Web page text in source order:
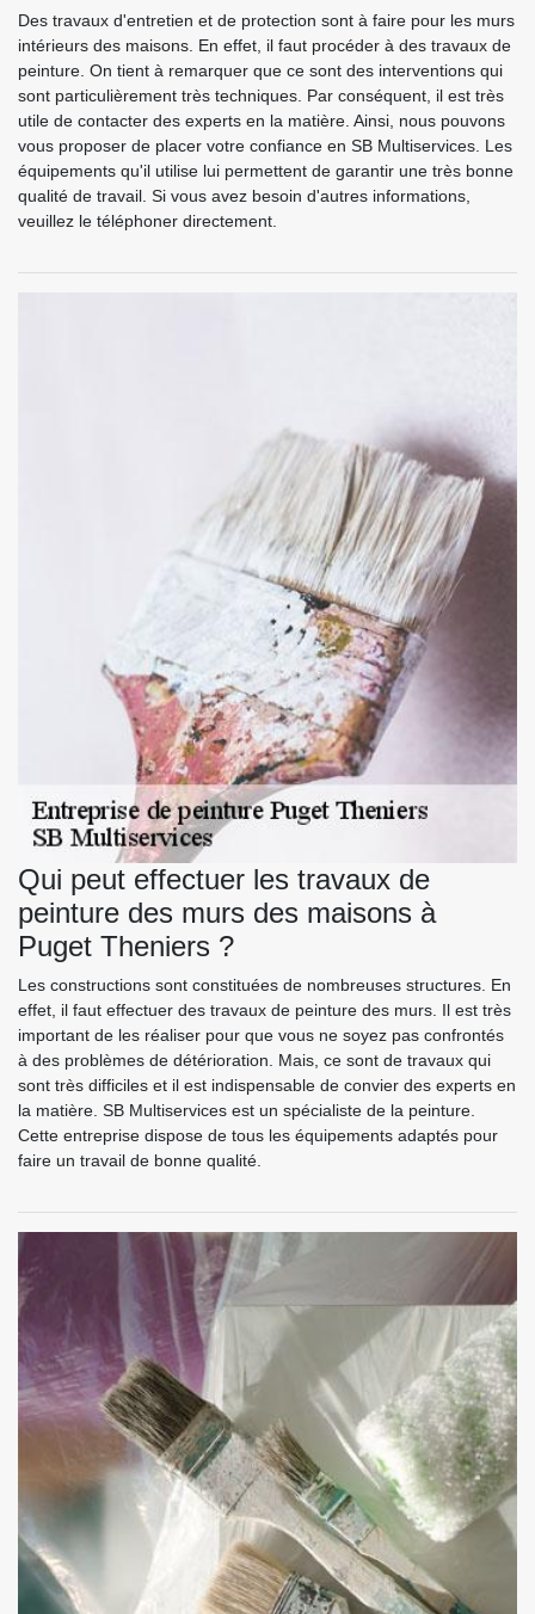
Des travaux d'entretien et de protection sont à faire pour les murs
intérieurs des maisons. En effet, il faut procéder à des travaux de
peinture. On tient à remarquer que ce sont des interventions qui
sont particulièrement très techniques. Par conséquent, il est très
utile de contacter des experts en la matière. Ainsi, nous pouvons
vous proposer de placer votre confiance en SB Multiservices. Les
équipements qu'il utilise lui permettent de garantir une très bonne
qualité de travail. Si vous avez besoin d'autres informations,
veuillez le téléphoner directement.
Qui peut effectuer les travaux de
peinture des murs des maisons à
Puget Theniers ?
Les constructions sont constituées de nombreuses structures. En
effet, il faut effectuer des travaux de peinture des murs. Il est très
important de les réaliser pour que vous ne soyez pas confrontés
à des problèmes de détérioration. Mais, ce sont de travaux qui
sont très difficiles et il est indispensable de convier des experts en
la matière. SB Multiservices est un spécialiste de la peinture.
Cette entreprise dispose de tous les équipements adaptés pour
faire un travail de bonne qualité.